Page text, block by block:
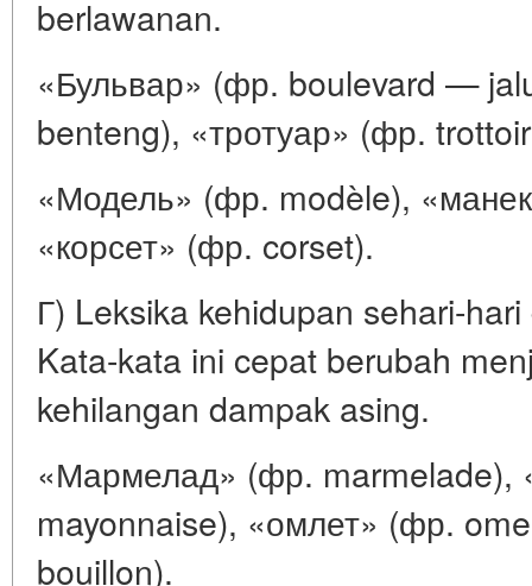
berlawanan.
«Бульвар» (фр. boulevard —
benteng), «тротуар» (фр.
«Модель» (фр. modèle),
«корсет» (фр. corset).
Г) Leksika kehidupan sehari-
Kata-kata ini cepat berubah
kehilangan dampak asing.
«Мармелад» (фр. marmelade),
mayonnaise), «омлет» (фр.
bouillon).